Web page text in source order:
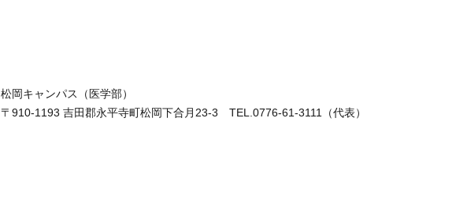
松岡キャンパス（医学部）
〒910-1193 吉田郡永平寺町松岡下合月23-3 TEL.0776-61-3111（代表）